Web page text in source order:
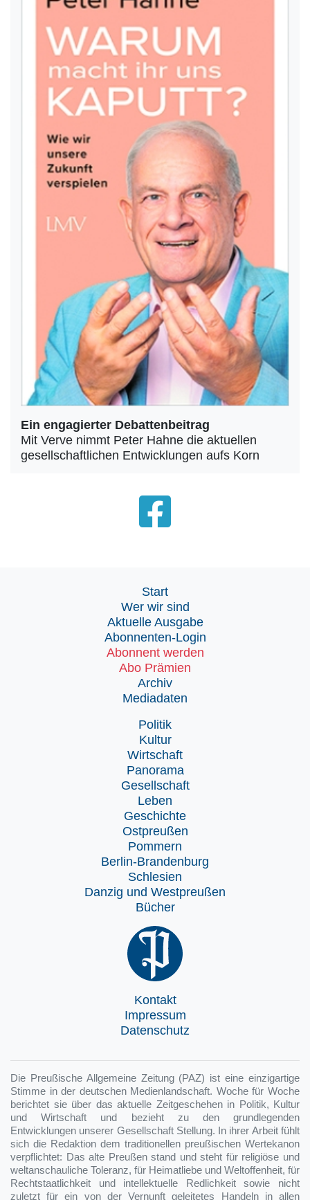
Ein engagierter Debattenbeitrag
Mit Verve nimmt Peter Hahne die aktuellen
gesellschaftlichen Entwicklungen aufs Korn
Start
Wer wir sind
Aktuelle Ausgabe
Abonnenten-Login
Abonnent werden
Abo Prämien
Archiv
Mediadaten
Politik
Kultur
Wirtschaft
Panorama
Gesellschaft
Leben
Geschichte
Ostpreußen
Pommern
Berlin-Brandenburg
Schlesien
Danzig und Westpreußen
Bücher
Kontakt
Impressum
Datenschutz
Die Preußische Allgemeine Zeitung (PAZ) ist eine einzigartige
Stimme in der deutschen Medienlandschaft. Woche für Woche
berichtet sie über das aktuelle Zeitgeschehen in Politik, Kultur
und Wirtschaft und bezieht zu den grundlegenden
Entwicklungen unserer Gesellschaft Stellung. In ihrer Arbeit fühlt
sich die Redaktion dem traditionellen preußischen Wertekanon
verpflichtet: Das alte Preußen stand und steht für religiöse und
weltanschauliche Toleranz, für Heimatliebe und Weltoffenheit, für
Rechtstaatlichkeit und intellektuelle Redlichkeit sowie nicht
zuletzt für ein von der Vernunft geleitetes Handeln in allen